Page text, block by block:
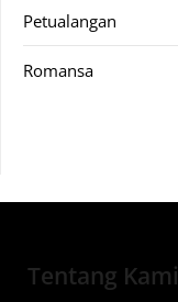
Petualangan
Romansa
Tentang Kami